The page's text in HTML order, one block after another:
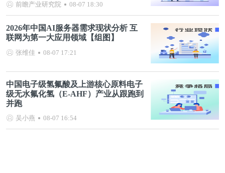
前瞻产业研究院 08-07 18:30
2026年中国AI服务器需求现状分析 互
联网为第一大应用领域【组图】
张维佳 08-07 17:21
中国电子级氢氟酸及上游核心原料电子
级无水氟化氢（E-AHF）产业从跟跑到
并跑
吴小燕 08-07 16:54